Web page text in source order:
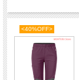
<40%OFF>